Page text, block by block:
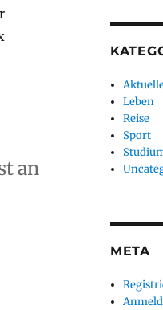
an
Leben
Reise
Sport
META